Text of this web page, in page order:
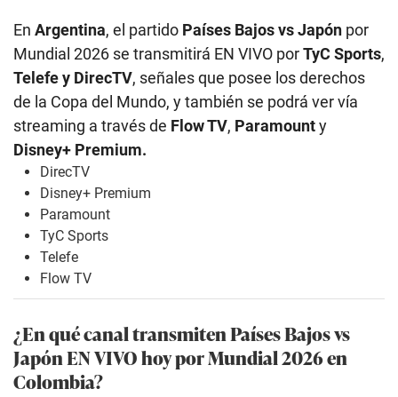
En Argentina, el partido Países Bajos vs Japón por
Mundial 2026 se transmitirá EN VIVO porTyC Sports,
Telefe y DirecTV, señales que posee los derechos
de la Copa del Mundo, y también se podrá ver vía
streaming a través de Flow TV, Paramounty
Disney+ Premium.
DirecTV
Disney+ Premium
Paramount
TyC Sports
Telefe
Flow TV
¿En qué canal transmiten Países Bajos vs
Japón EN VIVO hoy por Mundial 2026 en
Colombia?